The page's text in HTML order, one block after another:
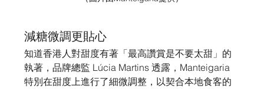
減糖微調更貼心
知道香港人對甜度有著「最高讚賞是不要太甜」的
執著，品牌總監 Lúcia Martins 透露，Manteigaria
特別在甜度上進行了細微調整，以契合本地食客的